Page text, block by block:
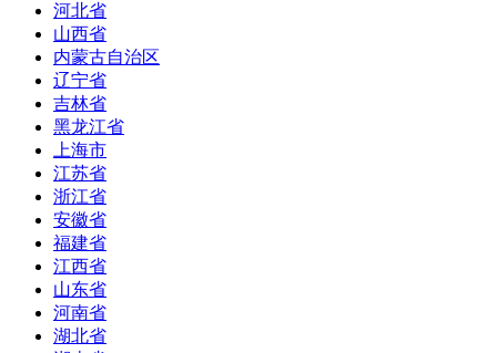
河北省
山西省
内蒙古自治区
辽宁省
吉林省
黑龙江省
上海市
江苏省
浙江省
安徽省
福建省
江西省
山东省
河南省
湖北省